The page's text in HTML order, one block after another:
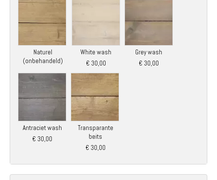
Naturel
(onbehandeld)
White wash
€ 30,00
Grey wash
€ 30,00
Antraciet wash
€ 30,00
Transparante
beits
€ 30,00